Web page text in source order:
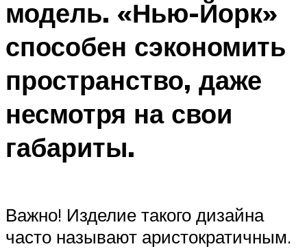
модель. «Нью-Йорк»
способен сэкономить
пространство, даже
несмотря на свои
габариты.
Важно! Изделие такого дизайна
часто называют аристократичным.